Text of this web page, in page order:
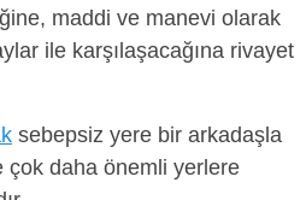
maddi ve manevi olarak
ile karşılaşacağına rivayet
sebepsiz yere bir arkadaşla
çok daha önemli yerlere